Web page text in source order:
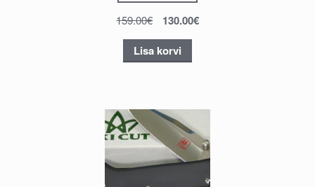
159.00€ 130.00€
Lisa korvi